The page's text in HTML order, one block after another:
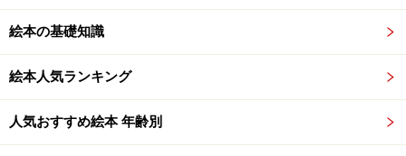
絵本の基礎知識
絵本人気ランキング
人気おすすめ絵本 年齢別